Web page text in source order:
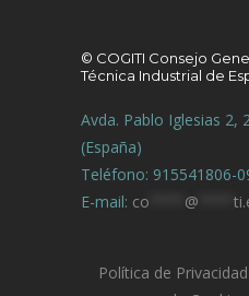
© COGITI Consejo
Técnica Industrial de
Avda. Pablo Iglesias 2,
(España)
Teléfono: 915541806-
E-mail: co @
Política de Privacidad